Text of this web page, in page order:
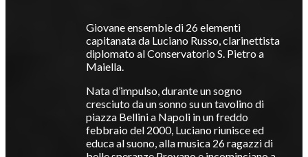
Giovane ensemble di 26 elementi
capitanata da Luciano Russo, clarinettista
diplomato al Conservatorio S. Pietro a
Maiella.
Nata d’impulso, durante un sogno
cresciuto da un sonno su un tavolino di
piazza Bellini a Napoli in un freddo
febbraio del 2000, Luciano riunisce ed
educa al suono, alla musica 26 ragazzi di